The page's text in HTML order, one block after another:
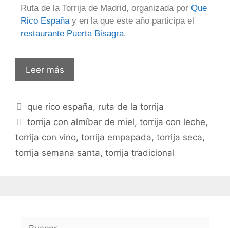
Ruta de la Torrija de Madrid, organizada por Que
Rico Españay en la que este año participa el
restaurante Puerta Bisagra.
Leer más
que rico españa, ruta de la torrija
torrija con almíbar de miel,torrija con leche,
torrija con vino, torrija empapada, torrija seca,
torrija semana santa, torrija tradicional